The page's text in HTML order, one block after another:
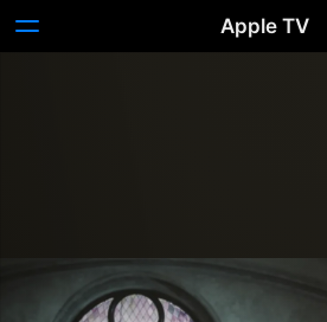
Apple TV